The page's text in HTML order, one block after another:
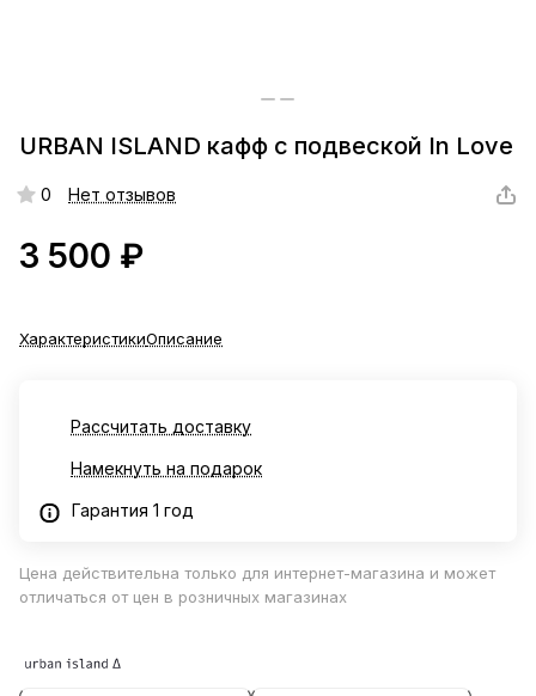
URBAN ISLAND кафф c подвеской In Love
0 Нет отзывов
3 500 ₽
ХарактеристикиОписание
Рассчитать доставку
Намекнуть на подарок
Гарантия 1 год
Цена действительна только для интернет-магазина и может
отличаться от цен в розничных магазинах